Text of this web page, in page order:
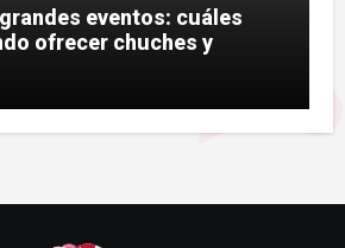
eventos: cuáles
ofrecer chuches y